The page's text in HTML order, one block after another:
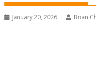
January 20, 2026 Brian